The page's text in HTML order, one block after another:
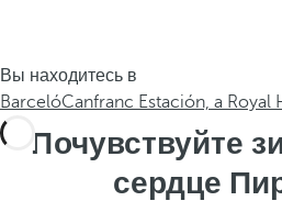
Вы находитесь в
BarcelóCanfranc Estación, a Royal
Почувствуйте
сердце